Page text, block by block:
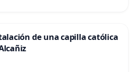
de una capilla católica